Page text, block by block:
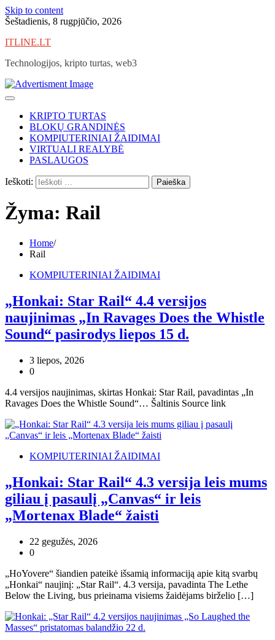
Skip to content
Šeštadienis, 8 rugpjūčio, 2026
ITLINE.LT
Technologijos, kripto turtas, web3
KRIPTO TURTAS
BLOKŲ GRANDINĖS
KOMPIUTERINIAI ŽAIDIMAI
VIRTUALI REALYBĖ
PASLAUGOS
Ieškoti:
Žyma: Rail
Home
Rail
KOMPIUTERINIAI ŽAIDIMAI
„Honkai: Star Rail“ 4.4 versijos
naujinimas „In Ravages Does the Whistle
Sound“ pasirodys liepos 15 d.
3 liepos, 2026
0
4.4 versijos naujinimas, skirtas Honkai: Star Rail, pavadintas „In
Ravages Does the Whistle Sound“… Šaltinis Source link
KOMPIUTERINIAI ŽAIDIMAI
„Honkai: Star Rail“ 4.3 versija leis mums
giliau į pasaulį „Canvas“ ir leis
„Mortenax Blade“ žaisti
22 gegužės, 2026
0
„HoYovere“ šiandien pateikė išsamią informaciją apie kitą svarbų
„Honkai“ naujinį: „Star Rail“. 4.3 versija, pavadinta The Lethe
Below the Living, bus prieinama visiems žaidėjams birželio […]